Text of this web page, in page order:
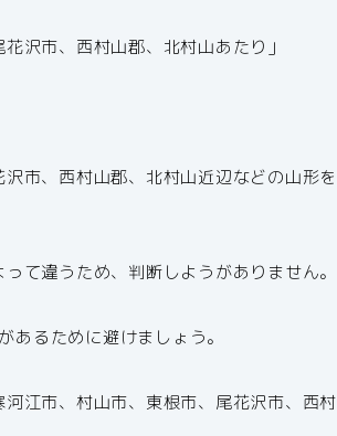
沢市、西村山郡、北村山あたり」
市、西村山郡、北村山近辺などの山形を
て違うため、判断しようがありません。
るために避けましょう。
江市、村山市、東根市、尾花沢市、西村